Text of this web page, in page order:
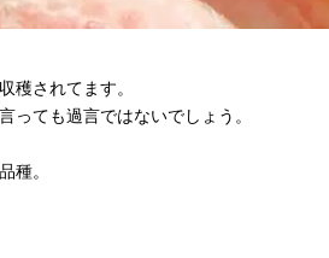
穫されてます。
ても過言ではないでしょう。
種。